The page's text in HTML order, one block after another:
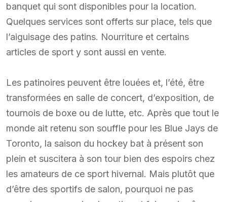
banquet qui sont disponibles pour la location.
Quelques services sont offerts sur place, tels que
l’aiguisage des patins. Nourriture et certains
articles de sport y sont aussi en vente.
Les patinoires peuvent être louées et, l’été, être
transformées en salle de concert, d’exposition, de
tournois de boxe ou de lutte, etc. Après que tout le
monde ait retenu son souffle pour les Blue Jays de
Toronto, la saison du hockey bat à présent son
plein et suscitera à son tour bien des espoirs chez
les amateurs de ce sport hivernal. Mais plutôt que
d’être des sportifs de salon, pourquoi ne pas